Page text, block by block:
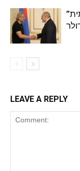
LEAVE A REPLY